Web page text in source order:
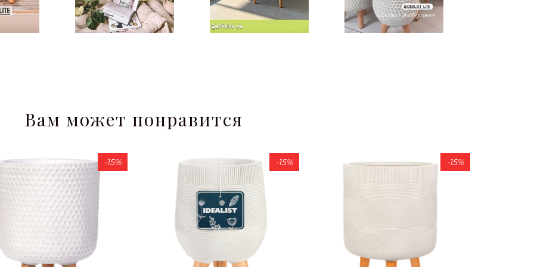
Вам может понравится
-15% -15% -15%